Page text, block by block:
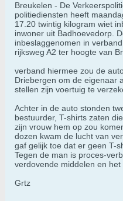
Breukelen - De
politiediensten heeft
17.20 twintig kilogram wiet
inwoner uit Badhoevedorp.
inbeslaggenomen in
rijksweg A2 ter hoogte van
verband hiermee zou de
Driebergen om de eigenaar
stellen zijn voertuig te
Achter in de auto stonden
bestuurder, T-shirts zaten
zijn vrouw hem op zou
dozen kwam de lucht van
gaf gelijk toe dat er geen T-
Tegen de man is proces-
verdovende middelen en het
Grtz